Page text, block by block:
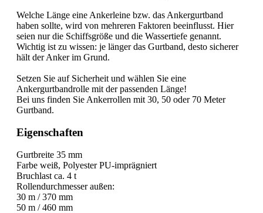
Welche Länge eine Ankerleine bzw. das Ankergurtband
haben sollte, wird von mehreren Faktoren beeinflusst. Hier
seien nur die Schiffsgröße und die Wassertiefe genannt.
Wichtig ist zu wissen: je länger das Gurtband, desto sicherer
hält der Anker im Grund.
Setzen Sie auf Sicherheit und wählen Sie eine
Ankergurtbandrolle mit der passenden Länge!
Bei uns finden Sie Ankerrollen mit 30, 50 oder 70 Meter
Gurtband.
Eigenschaften
Gurtbreite 35 mm
Farbe weiß, Polyester PU-imprägniert
Bruchlast ca. 4 t
Rollendurchmesser außen:
30 m / 370 mm
50 m / 460 mm